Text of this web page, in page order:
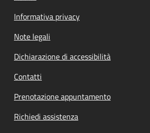
Informativa privacy
Note legali
Dichiarazione di accessibilità
Contatti
Prenotazione appuntamento
Richiedi assistenza